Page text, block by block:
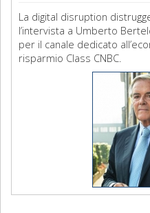
La digital disruption
l’intervista a Umberto
per il canale dedicato
risparmio Class CNBC.